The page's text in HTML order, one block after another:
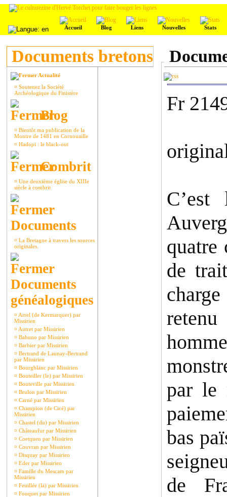
Accueil Blog Liens Nouvelles Stats
Documents bretons
Actualité
¤ Soutenez la Société
Archéologique du Finistère
Blog
¤ Bientôt ma publication de la
Montre de 1481 en Cornouaille
¤ Hadopi : le black-out
Combrit
¤ Une deuxième église du XIIIe
siècle à combrit
Documents
¤ La Bretagne à travers les sources
originales.
Documents
généalogiques
¤ Arrel (de Kermarquer) par
Missirien
¤ Autret par Missirien
¤ Bahuno par Missirien
¤ Barbier par Missirien
¤ Bertrand de Launay-Bertrand
par Missirien
¤ Bourgblanc par Missirien
¤ Bouteiller (le) par Missirien
¤ Bouteville par Missirien
¤ Brulon par Missirien
¤ Carné par Missirien
¤ Champion (de Cicé) par
Missirien
¤ Chastel (du) par Missirien
¤ Châteaufur par Missirien
¤ Coetquen par Missirien
¤ Couvran par Missirien
¤ Disquay par Missirien
¤ Eder par Missirien
¤ Famille du Mescam par
Missirien
¤ Feuillée (la) par Missirien
¤ Fouquet par Missirien
Fr
quatre
de
par le
bas
de